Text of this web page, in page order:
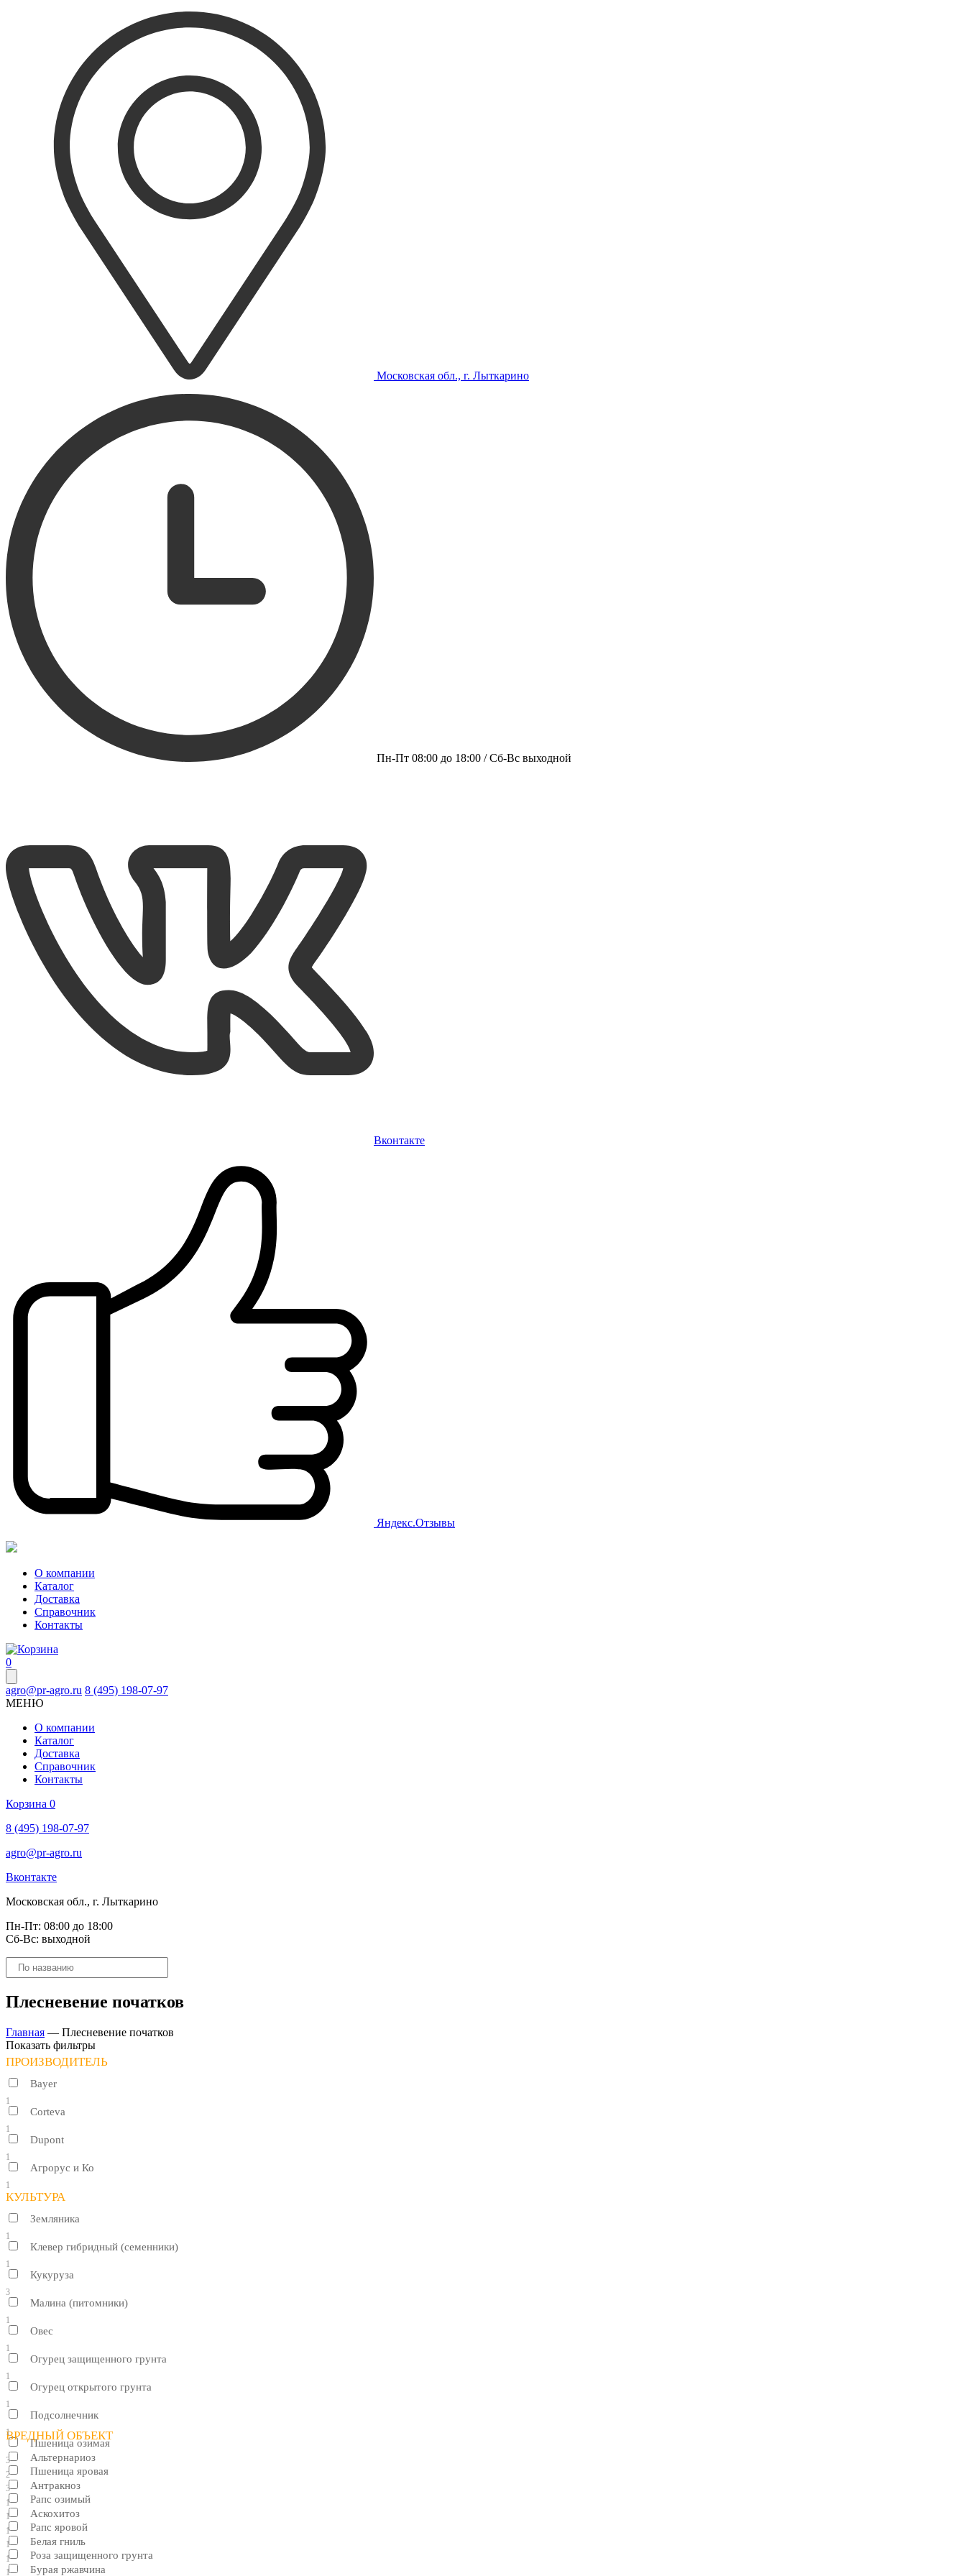
Московская обл., г. Лыткарино
Пн-Пт 08:00 до 18:00 / Сб-Вс выходной
Вконтакте
Яндекс.Отзывы
О компании
Каталог
Доставка
Справочник
Контакты
0
agro@pr-agro.ru 8 (495) 198-07-97
МЕНЮ
О компании
Каталог
Доставка
Справочник
Контакты
Корзина 0
8 (495) 198-07-97
agro@pr-agro.ru
Вконтакте
Московская обл., г. Лыткарино
Пн-Пт: 08:00 до 18:00
Сб-Вс: выходной
Поиск
товаров
Плесневение початков
Главная — Плесневение початков
Показать фильтры
ПРОИЗВОДИТЕЛЬ
Bayer
1
Corteva
1
Dupont
1
Агрорус и Ко
1
КУЛЬТУРА
Земляника
1
Клевер гибридный (семенники)
1
Кукуруза
3
Малина (питомники)
1
Овес
1
Огурец защищенного грунта
1
Огурец открытого грунта
1
Подсолнечник
1
Пшеница озимая
3
Пшеница яровая
3
Рапс озимый
1
Рапс яровой
1
Роза защищенного грунта
1
ВРЕДНЫЙ ОБЪЕКТ
Альтернариоз
2
Антракноз
1
Аскохитоз
1
Белая гниль
1
Бурая ржавчина